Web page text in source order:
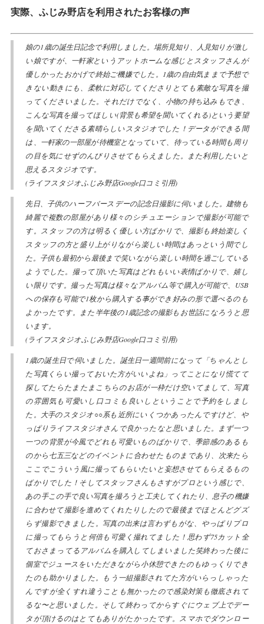
実際、ふじみ野店を利用されたお客様の声
娘の1歳の誕生日記念で利用しました。場所見知り、人見知りが激し
い娘ですが、一軒家というアットホームな感じとスタッフさんが
優しかったおかげで終始ご機嫌でした。1歳の自由気ままで予想で
きない動きにも、柔軟に対応してくださりとても素敵な写真を撮
ってくださいました。それだけでなく、小物の持ち込みもでき、
こんな写真を撮ってほしい(背景も希望を聞いてくれる)という要望
を聞いてくださる素晴らしいスタジオでした！データができる間
は、一軒家の一部屋が待機室となっていて、待っている時間も周り
の目を気にせずのんびりさせてもらえました。また利用したいと
思えるスタジオです。
(ライフスタジオふじみ野店Google口コミ引用)
先日、子供のハーフバースデーの記念日撮影に伺いました。建物も
綺麗で複数の部屋があり様々のシチュエーションで撮影が可能で
す。スタッフの方は明るく優しい方ばかりで、撮影も終始楽しく
スタッフの方と盛り上がりながら楽しい時間はあっという間でし
た。子供も最初から最後まで笑いながら楽しい時間を過ごしている
ようでした。撮って頂いた写真はどれもいい表情ばかりで、嬉し
い限りです。撮った写真は様々なアルバム等で購入が可能で、USB
への保存も可能で1枚から購入する事ができ好みの形で選べるのも
よかったです。また半年後の1歳記念の撮影もお世話になろうと思
います。
(ライフスタジオふじみ野店Google口コミ引用)
1歳の誕生日で伺いました。誕生日一週間前になって「ちゃんとし
た写真くらい撮っておいた方がいいよね」ってことになり慌てて
探してたらたまたまこちらのお店が一枠だけ空いてまして、写真
の雰囲気も可愛いし口コミも良いしということで予約をしまし
た。大手のスタジオ○○系も近所にいくつかあったんですけど、や
っぱりライフスタジオさんで良かったなと思いました。まず一つ
一つの背景が今風でどれも可愛いものばかりで、季節感のあるも
のから七五三などのイベントに合わせたものまであり、次来たら
ここでこういう風に撮ってもらいたいと妄想させてもらえるもの
ばかりでした！そしてスタッフさんもさすがプロという感じで、
あの手この手で良い写真を撮ろうと工夫してくれたり、息子の機嫌
に合わせて撮影を進めてくれたりしたので最後までほとんどグズ
らず撮影できました。写真の出来は言わずもがな、やっぱりプロ
に撮ってもらうと何倍も可愛く撮れてました！思わず75カット全
ておさまってるアルバムを購入してしまいました笑終わった後に
個室でジュースをいただきながら小休憩できたのもゆっくりでき
たのも助かりました。もう一組撮影されてた方がいらっしゃった
んですが全くすれ違うことも無かったので感染対策も徹底されて
るな〜と思いました。そして終わってからすぐにウェブ上でデー
タが頂けるのはとてもありがたかったです。スマホでダウンロー